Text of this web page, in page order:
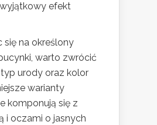
efekt
się na określony
warto zwrócić
urody oraz kolor
warianty
komponują się z
i oczami o jasnych